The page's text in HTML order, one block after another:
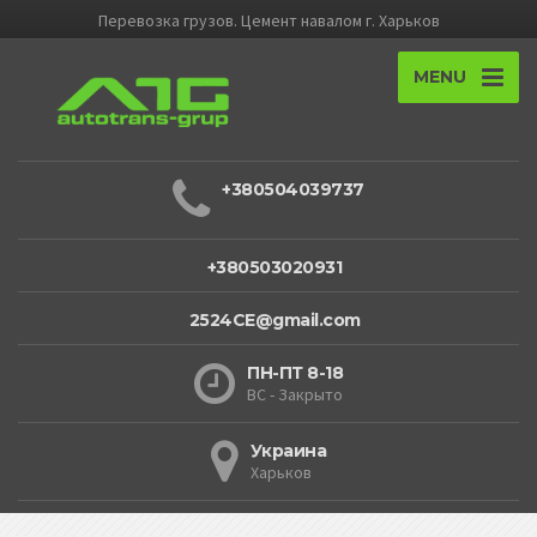
Перевозка грузов. Цемент навалом г. Харьков
MENU
+380504039737
+380503020931
2524CE@gmail.com
ПН-ПТ 8-18
ВС - Закрыто
Украина
Харьков